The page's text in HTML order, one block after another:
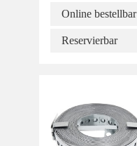
Online bestellbar
Reservierbar